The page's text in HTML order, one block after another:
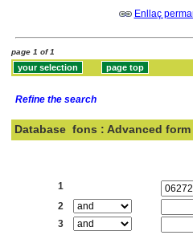
Enllaç
page 1 of 1
Refine the search
Database fons : Advanced form
1
2
3